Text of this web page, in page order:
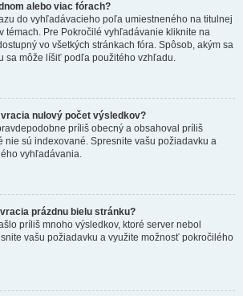
alebo viac fórach?
do vyhľadávacieho poľa umiestneného na titulnej
témach. Pre Pokročilé vyhľadávanie kliknite na
vo všetkých stránkach fóra. Spôsob, akým sa
sa môže líšiť podľa použitého vzhľadu.
nulový počet výsledkov?
príliš obecný a obsahoval príliš
nie sú indexované. Spresnite vašu požiadavku a
vyhľadávania.
prázdnu bielu stránku?
príliš mnoho výsledkov, ktoré server nebol
vašu požiadavku a využite možnosť pokročilého